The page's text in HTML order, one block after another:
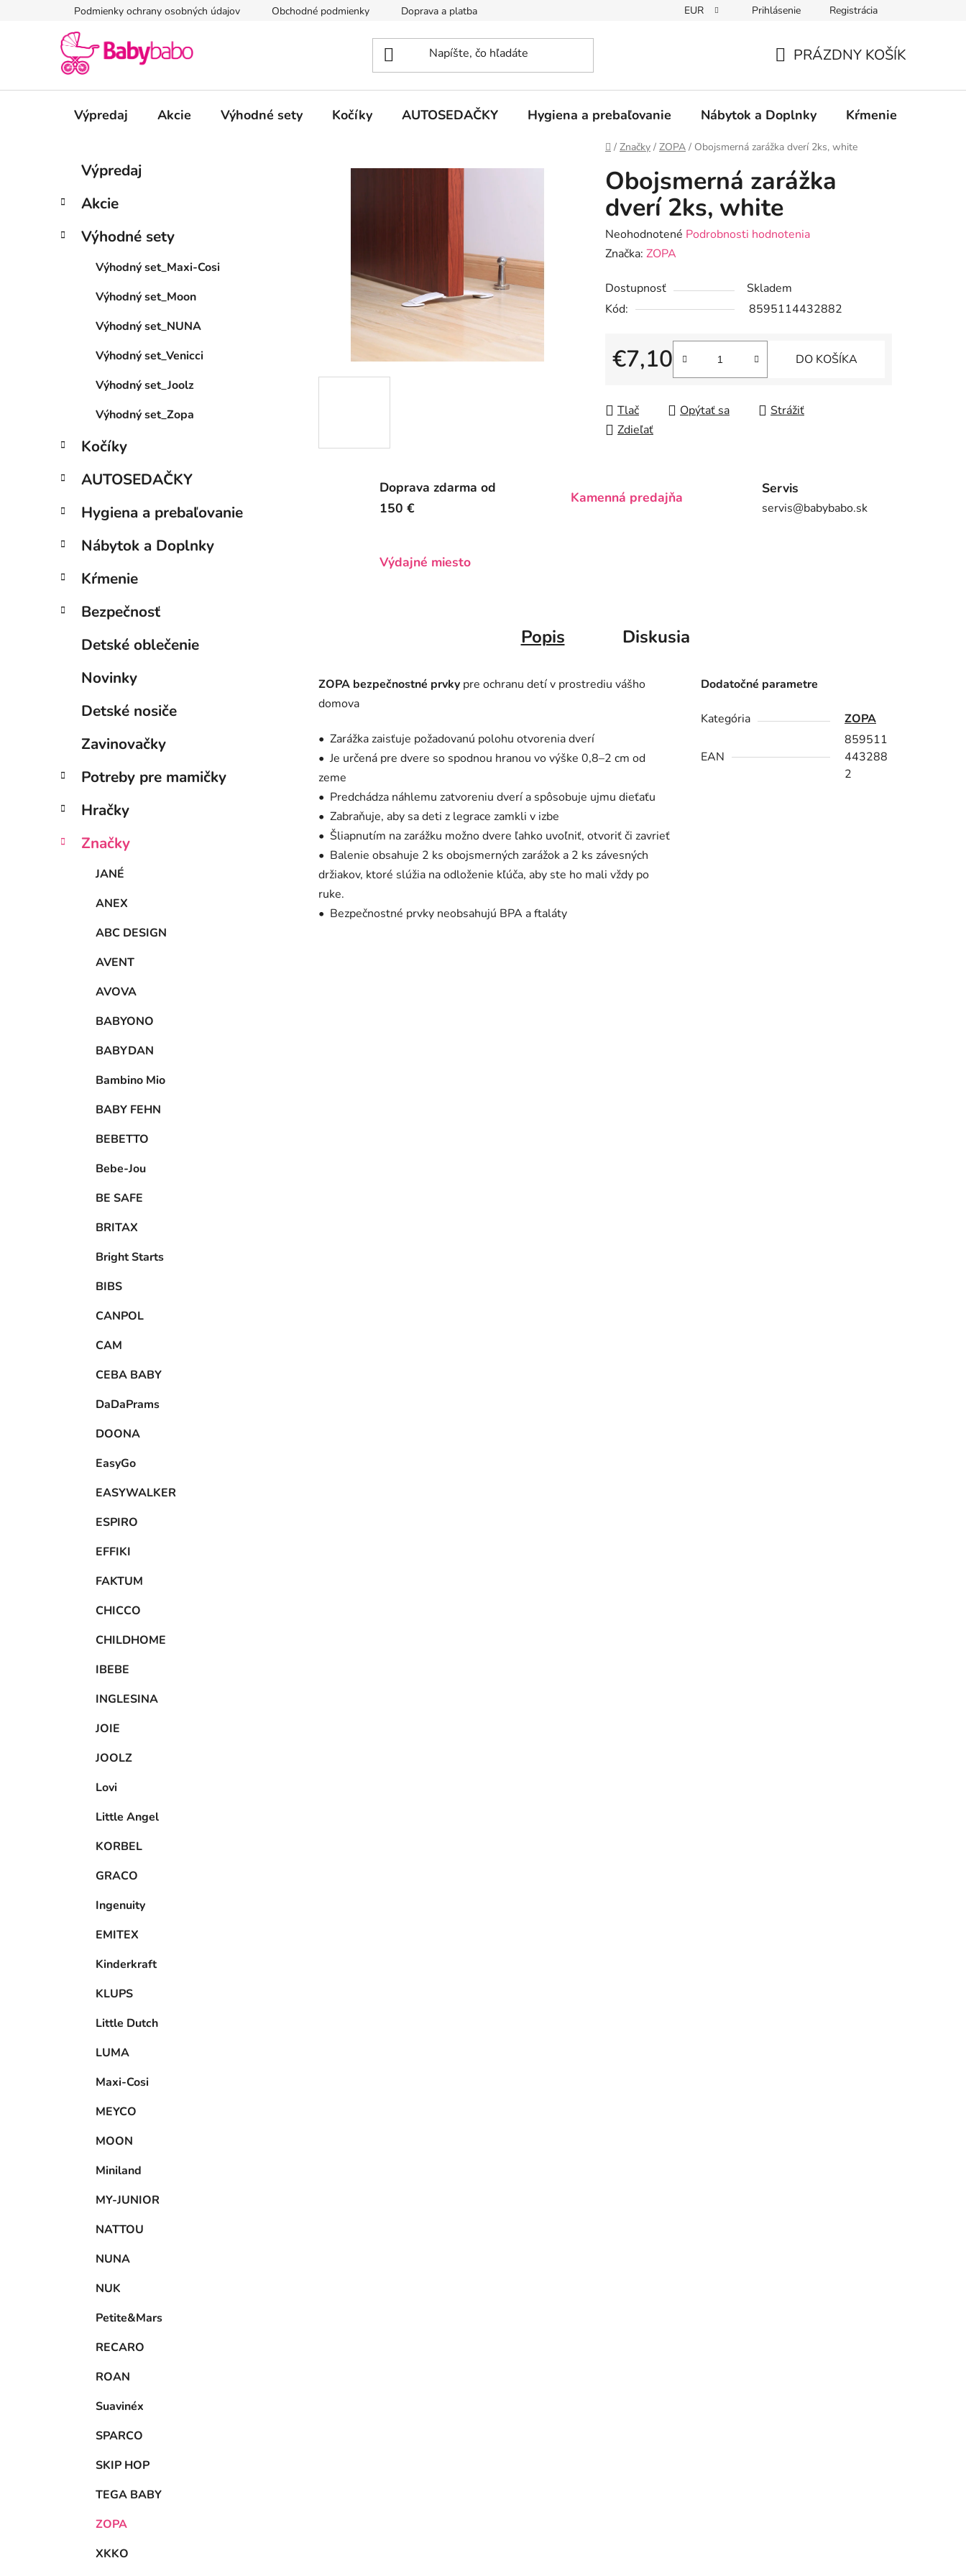
Podmienky ochrany osobných údajov Obchodné podmienky Doprava a platba EUR Prihlásenie Registrácia
KOŠÍK
PRÁZDNY KOŠÍK
Výpredaj Akcie Výhodné sety Kočíky AUTOSEDAČKY Hygiena a prebaľovanie Nábytok a Doplnky Kŕmenie
Domov
/ Značky / ZOPA / Obojsmerná zarážka dverí 2ks, white
č
ý
Preskočiť
kategórie
e
ó
Výpredaj
Akcie
Výhodné sety
Výhodný set_Maxi-Cosi
Výhodný set_Moon
Výhodný set_NUNA
Výhodný set_Venicci
Výhodný set_Joolz
Výhodný set_Zopa
Kočíky
AUTOSEDAČKY
Hygiena a prebaľovanie
Nábytok a Doplnky
Kŕmenie
Bezpečnosť
Detské oblečenie
Novinky
Detské nosiče
Zavinovačky
Potreby pre mamičky
Hračky
Značky
JANÉ
ANEX
ABC DESIGN
AVENT
AVOVA
BABYONO
BABYDAN
Bambino Mio
BABY FEHN
BEBETTO
Bebe-Jou
BE SAFE
BRITAX
Bright Starts
BIBS
CANPOL
CAM
CEBA BABY
DaDaPrams
DOONA
EasyGo
EASYWALKER
ESPIRO
EFFIKI
FAKTUM
CHICCO
CHILDHOME
IBEBE
INGLESINA
JOIE
JOOLZ
Lovi
Little Angel
KORBEL
GRACO
Ingenuity
EMITEX
Kinderkraft
KLUPS
Little Dutch
LUMA
Maxi-Cosi
MEYCO
MOON
Miniland
MY-JUNIOR
NATTOU
NUNA
NUK
Petite&Mars
RECARO
ROAN
Suavinéx
SPARCO
SKIP HOP
TEGA BABY
ZOPA
XKKO
Obojsmerná zarážka
dverí 2ks, white
Priemerné
hodnotenie
je
0,0
hviezdičiek.
Neohodnotené Podrobnosti hodnotenia
Značka: ZOPA
Dostupnosť
Skladem
Kód:
8595114432882
€7,10
Jednotková cena:
DO KOŠÍKA
Tlač Opýtať sa
Strážiť
Zdieľať
Doprava zdarma od
150 €
Kamenná predajňa
Servis
servis@babybabo.sk
Výdajné miesto
Popis Diskusia
ZOPA bezpečnostné prvky pre ochranu detí v prostrediu vášho
domova
• Zarážka zaisťuje požadovanú polohu otvorenia dverí
• Je určená pre dvere so spodnou hranou vo výške 0,8–2 cm od
zeme
• Predchádza náhlemu zatvoreniu dverí a spôsobuje ujmu dieťaťu
• Zabraňuje, aby sa deti z legrace zamkli v izbe
• Šliapnutím na zarážku možno dvere ľahko uvoľniť, otvoriť či zavrieť
• Balenie obsahuje 2 ks obojsmerných zarážok a 2 ks závesných
držiakov, ktoré slúžia na odloženie kľúča, aby ste ho mali vždy po
ruke.
• Bezpečnostné prvky neobsahujú BPA a ftaláty
Dodatočné parametre
Kategória ZOPA
EAN
859511
443288
2